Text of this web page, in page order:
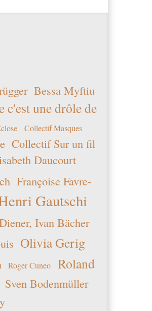
Bessa Myftiu
c'est une drôle de
Collectif Masques
Collectif Sur un fil
Daucourt
Françoise Favre-
Gautschi
Ivan Bächer
Olivia Gerig
Roger Cuneo
Roland
Sven Bodenmüller